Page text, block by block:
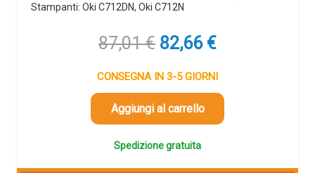
Stampanti: Oki C712DN, Oki C712N
87,01€ Il
originale
era:
87,01 €.
82,66 €Il
attuale
è:
CONSEGNA IN 3-5 GIORNI
Aggiungi al carrello
Spedizione gratuita